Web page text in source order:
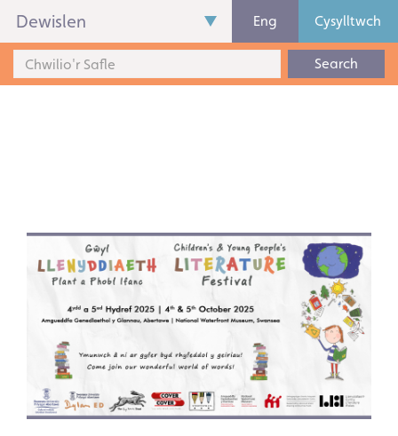
Dewislen Eng Cysylltwch
Search